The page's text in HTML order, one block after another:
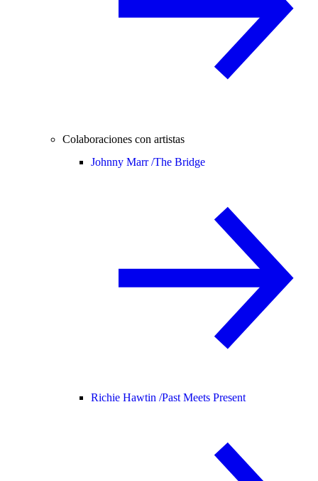
Colaboraciones con artistas
Johnny Marr /The Bridge
Richie Hawtin /Past Meets Present